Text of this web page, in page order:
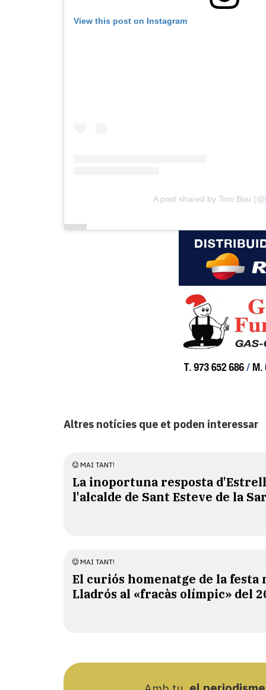
View this post on Instagram
A post shared by Toni Bou
Altres notícies que et poden interessar
MAI TANT!
La inoportuna resposta
l'alcalde de Sant Esteve de la
MAI TANT!
El curiós homenatge de la festa
Lladrós al «fracàs olímpic» del